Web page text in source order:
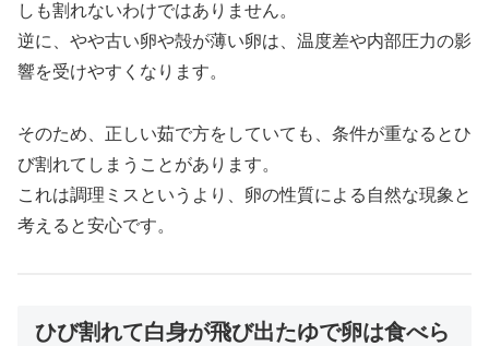
しも割れないわけではありません。
逆に、やや古い卵や殻が薄い卵は、温度差や内部圧力の影
響を受けやすくなります。
そのため、正しい茹で方をしていても、条件が重なるとひ
び割れてしまうことがあります。
これは調理ミスというより、卵の性質による自然な現象と
考えると安心です。
ひび割れて白身が飛び出たゆで卵は食べら